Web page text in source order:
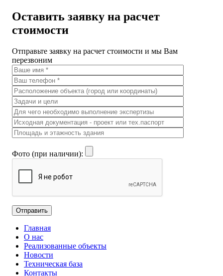
Оставить заявку на расчет
стоимости
Отправьте заявку на расчет стоимости и мы Вам
перезвоним
Фото (при наличии):
Главная
О нас
Реализованные объекты
Новости
Техническая база
Контакты